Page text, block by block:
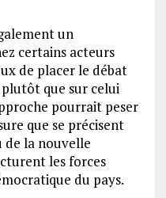
un
certains acteurs
de placer le débat
que sur celui
pourrait peser
que se précisent
de la nouvelle
les forces
du pays.